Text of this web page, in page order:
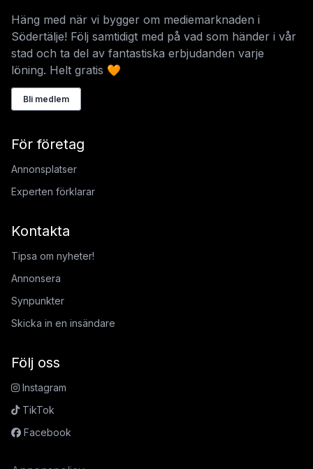
Häng med när vi bygger om mediemarknaden i
Södertälje! Följ samtidigt med på vad som händer i vår
stad och ta del av fantastiska erbjudanden varje
löning. Helt gratis 🧡
Bli medlem
För företag
Annonsplatser
Experten förklarar
Kontakta
Tipsa om nyheter!
Annonsera
Synpunkter
Skicka in en insändare
Följ oss
Instagram
TikTok
Facebook